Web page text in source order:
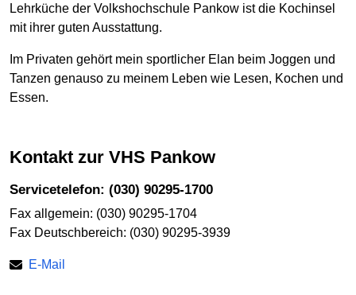
Lehrküche der Volkshochschule Pankow ist die Kochinsel
mit ihrer guten Ausstattung.
Im Privaten gehört mein sportlicher Elan beim Joggen und
Tanzen genauso zu meinem Leben wie Lesen, Kochen und
Essen.
Kontakt zur VHS Pankow
Servicetelefon: (030) 90295-1700
Fax allgemein: (030) 90295-1704
Fax Deutschbereich: (030) 90295-3939
E-Mail